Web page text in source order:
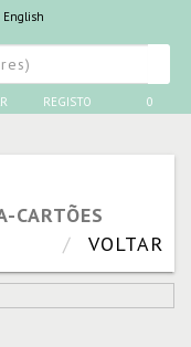
English
REGISTO 0
CARTÕES
VOLTAR